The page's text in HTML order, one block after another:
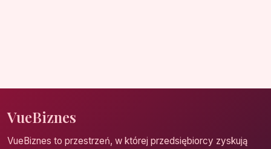
VueBiznes
VueBiznes to przestrzeń, w której przedsiębiorcy zyskują